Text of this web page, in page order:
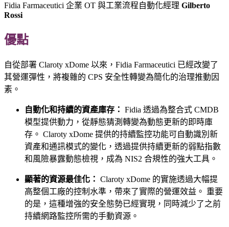
Fidia Farmaceutici 企業 OT 與工業流程自動化經理 Gilberto
Rossi
優點
自從部署 Claroty xDome 以來，Fidia Farmaceutici 已經改變了
其營運彈性，將複雜的 CPS 安全性轉變為簡化的治理推動因
素。
自動化和持續的資產庫存： Fidia 透過為整合式 CMDB
模型提供動力，從靜態猜測轉變為動態更新的即時庫
存。 Claroty xDome 提供的持續監控功能可自動識別新
資產和通訊模式的變化，透過提供持續更新的弱點指數
和風險暴露動態檢視，成為 NIS2 合規性的強大工具。
顯著的資源最佳化： Claroty xDome 的實施透過大幅提
高整個工廠的控制水準，帶來了實際的營運效益。 重要
的是，這種增強的安全態勢已經實現，同時減少了之前
持續網路監控所需的手動資源。